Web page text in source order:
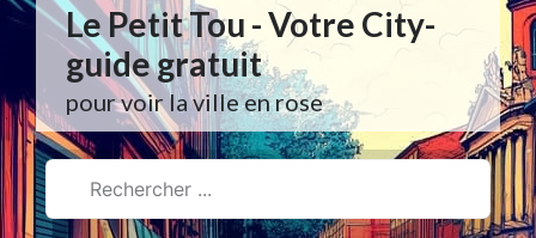
Le Petit Tou - Votre City-
guide gratuit
pour voir la ville en rose